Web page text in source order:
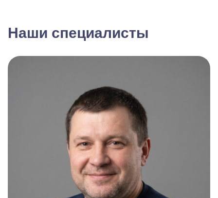
Наши специалисты